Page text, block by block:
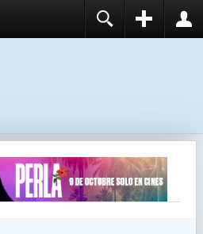
RECUÉRDEME
IDENTIFICARSE